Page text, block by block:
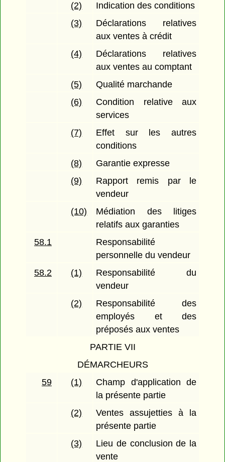
(2)
Indication des conditions
(3)
Déclarations relatives
aux ventes à crédit
(4)
Déclarations relatives
aux ventes au comptant
(5)
Qualité marchande
(6)
Condition relative aux
services
(7)
Effet sur les autres
conditions
(8)
Garantie expresse
(9)
Rapport remis par le
vendeur
(10)
Médiation des litiges
relatifs aux garanties
58.1
Responsabilité
personnelle du vendeur
58.2
(1)
Responsabilité du
vendeur
(2)
Responsabilité des
employés et des
préposés aux ventes
PARTIE VII
DÉMARCHEURS
59
(1)
Champ d'application de
la présente partie
(2)
Ventes assujetties à la
présente partie
(3)
Lieu de conclusion de la
vente